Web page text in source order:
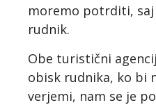
moremo potrditi,
rudnik.
Obe turistični
obisk rudnika, ko bi
verjemi, nam se je